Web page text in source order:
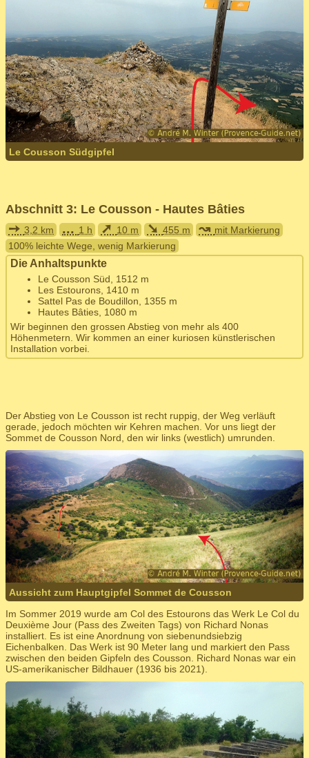
Le Cousson Südgipfel
Abschnitt 3: Le Cousson - Hautes Bâties
➙ 3,2 km ... 1 h ➚ 10 m ➘ 455 m ↝ mit Markierung
100% leichte Wege, wenig Markierung
Die Anhaltspunkte
Le Cousson Süd, 1512 m
Les Estourons, 1410 m
Sattel Pas de Boudillon, 1355 m
Hautes Bâties, 1080 m
Wir beginnen den grossen Abstieg von mehr als 400
Höhenmetern. Wir kommen an einer kuriosen künstlerischen
Installation vorbei.
Der Abstieg von Le Cousson ist recht ruppig, der Weg verläuft
gerade, jedoch möchten wir Kehren machen. Vor uns liegt der
Sommet de Cousson Nord, den wir links (westlich) umrunden.
Aussicht zum Hauptgipfel Sommet de Cousson
Im Sommer 2019 wurde am Col des Estourons das Werk Le Col du
Deuxième Jour (Pass des Zweiten Tags) von Richard Nonas
installiert. Es ist eine Anordnung von siebenundsiebzig
Eichenbalken. Das Werk ist 90 Meter lang und markiert den Pass
zwischen den beiden Gipfeln des Cousson. Richard Nonas war ein
US-amerikanischer Bildhauer (1936 bis 2021).